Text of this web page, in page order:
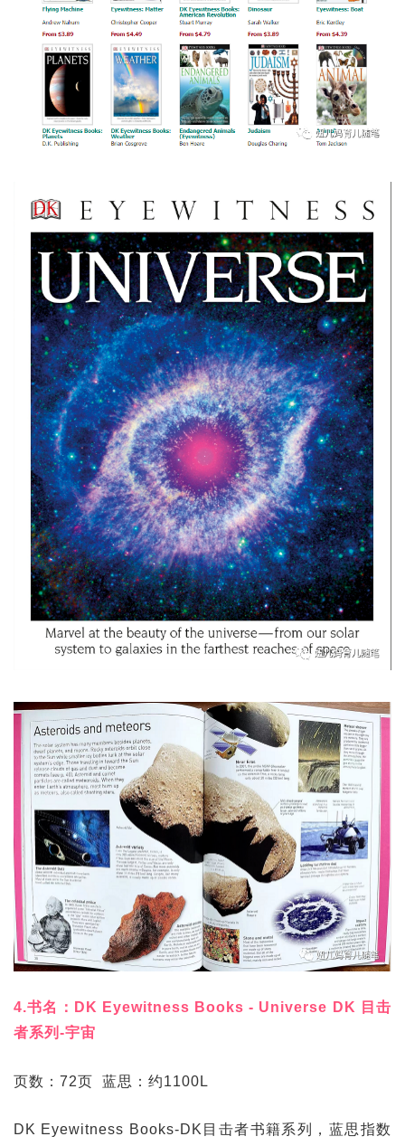
4.书名：DK Eyewitness Books - Universe DK 目击
者系列-宇宙
页数：72页 蓝思：约1100L
DK Eyewitness Books-DK目击者书籍系列，蓝思指数